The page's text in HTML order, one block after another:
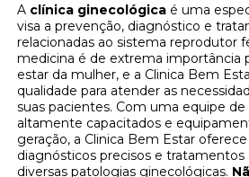
A clínica ginecológica é uma
visa a prevenção, diagnóstico e
relacionadas ao sistema reprodutor
medicina é de extrema importância
estar da mulher, e a Clinica Bem
qualidade para atender as
suas pacientes. Com uma equipe de
altamente capacitados e
geração, a Clinica Bem Estar
diagnósticos precisos e tratamentos
diversas patologias ginecológicas.